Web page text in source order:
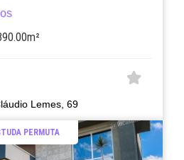
Lemes, 69
PERMUTA